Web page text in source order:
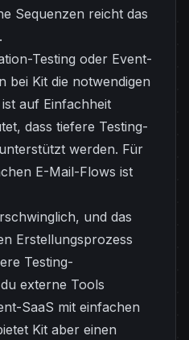
Sequenzen reicht das
Testing oder Event-
bei Kit die notwendigen
auf Einfachheit
dass tiefere Testing-
werden. Für
E-Mail-Flows ist
und das
Erstellungsprozess
Testing-
externe Tools
SaaS mit einfachen
Kit aber einen